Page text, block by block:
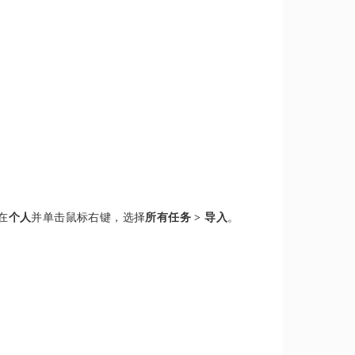
个人并单击鼠标右键，选择所有任务 >导入。